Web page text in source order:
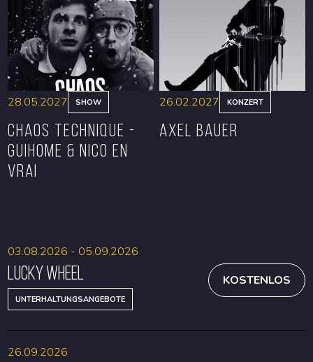
RESERVIEREN RESERVIEREN
28.05.2027 SHOW
CHAOS TECHNIQUE -
GUIHOME & NICO EN
VRAI
26.02.2027 KONZERT
Axel Bauer
Lucky Wheel
UNTERHALTUNGSANGEBOTE
03.08.2026 - 05.09.2026
KOSTENLOS
26.09.2026